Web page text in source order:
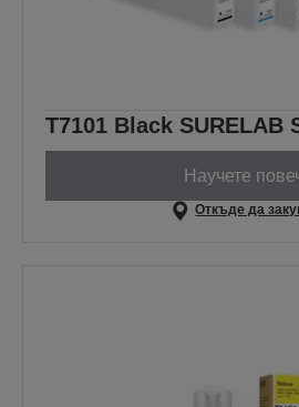
T7101 Black SURELAB
Научете
Откъде да